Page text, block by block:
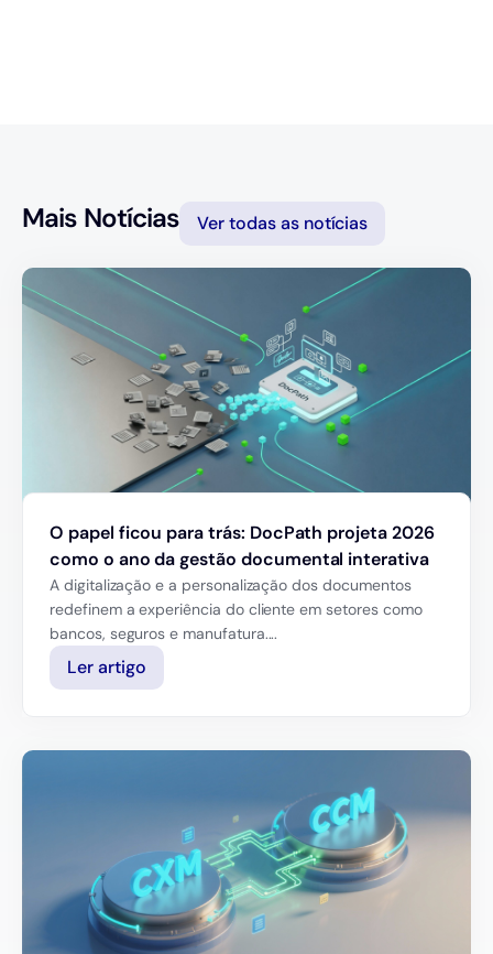
Mais Notícias Ver todas as notícias
O papel ficou para trás: DocPath projeta 2026
como o ano da gestão documental interativa
A digitalização e a personalização dos documentos
redefinem a experiência do cliente em setores como
bancos, seguros e manufatura....
Ler artigo